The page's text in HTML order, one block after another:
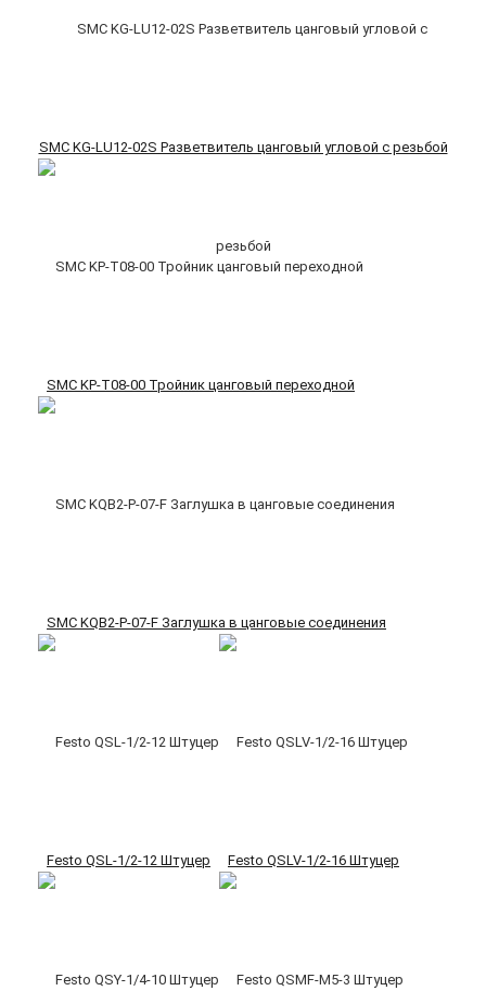
SMC KG-LU12-02S Разветвитель цанговый угловой с резьбой
SMC KP-T08-00 Тройник цанговый переходной
SMC KQB2-P-07-F Заглушка в цанговые соединения
Festo QSL-1/2-12 Штуцер Festo QSLV-1/2-16 Штуцер